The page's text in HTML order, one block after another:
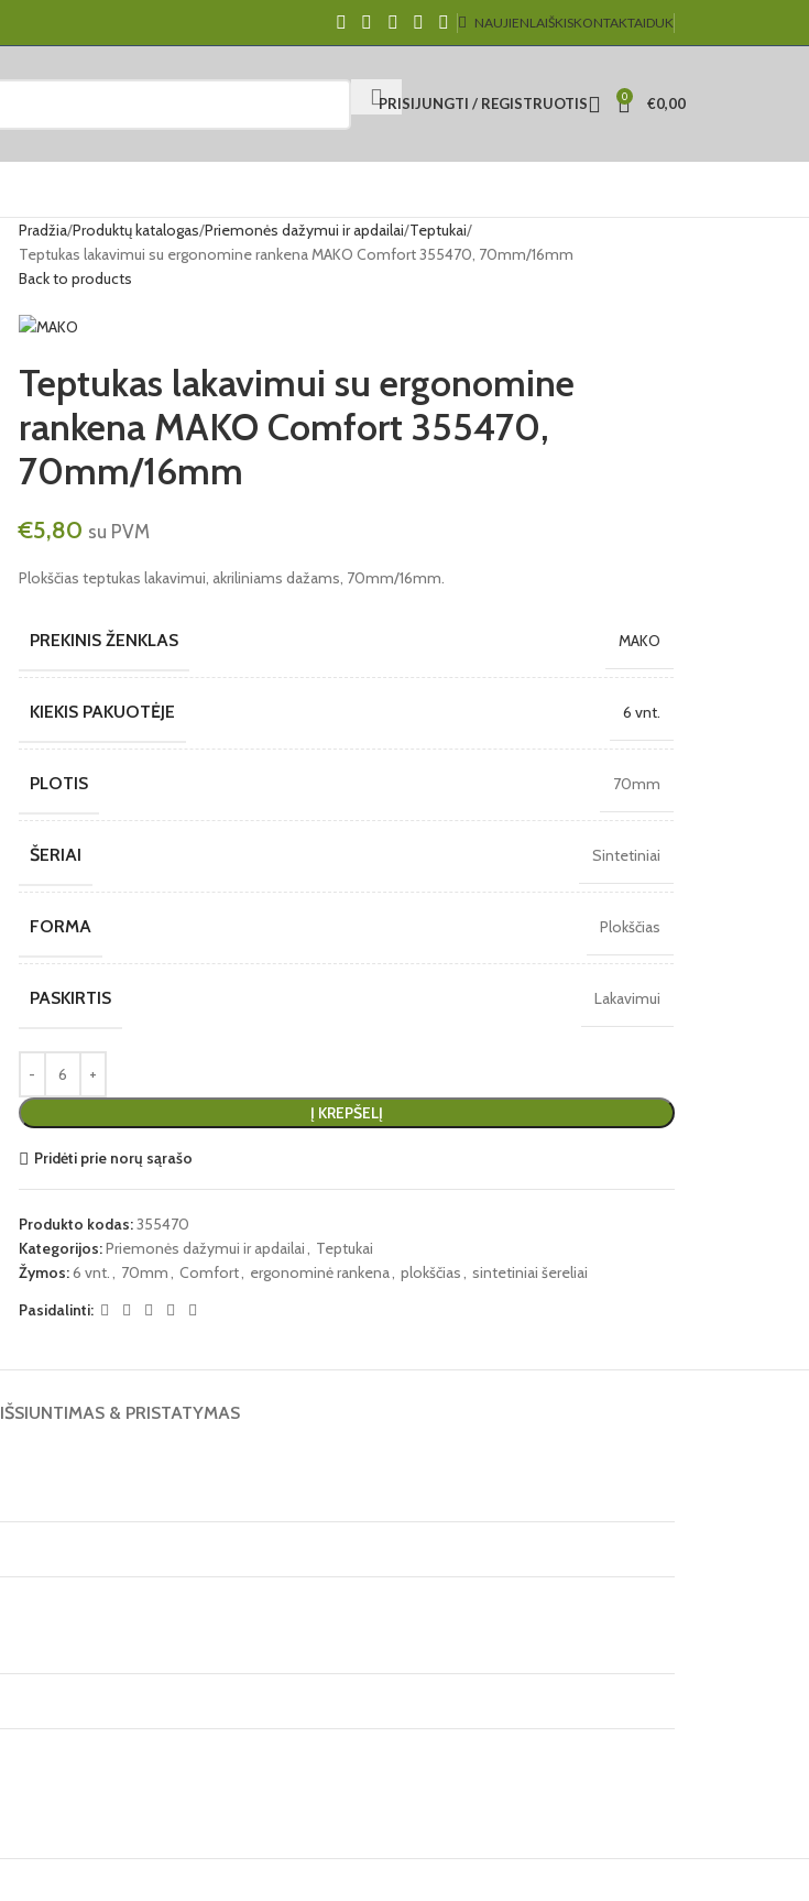
NAUJIENLAIŠKISKONTAKTAIDUK
PRISIJUNGTI / REGISTRUOTIS 0 €0,00
Pradžia Produktų katalogas Priemonės dažymui ir apdailai Teptukai
Teptukas lakavimui su ergonomine rankena MAKO Comfort 355470, 70mm/16mm
Back to products
Teptukas lakavimui su ergonomine
rankena MAKO Comfort 355470,
70mm/16mm
€5,80 su PVM
Plokščias teptukas lakavimui, akriliniams dažams, 70mm/16mm.
PREKINIS ŽENKLAS MAKO
KIEKIS PAKUOTĖJE 6 vnt.
PLOTIS 70mm
ŠERIAI Sintetiniai
FORMA Plokščias
PASKIRTIS Lakavimui
Į KREPŠELĮ
Pridėti prie norų sąrašo
Produkto kodas:355470
Kategorijos:Priemonės dažymui ir apdailai
Teptukai
Žymos:6 vnt. 70mm Comfort ergonominė rankena plokščias
sintetiniai šereliai
Pasidalinti:
IŠSIUNTIMAS & PRISTATYMAS